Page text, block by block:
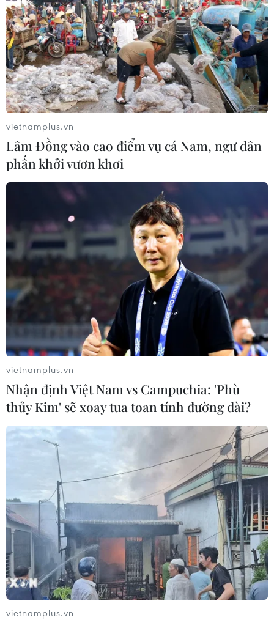
vietnamplus.vn
Lâm Đồng vào cao điểm vụ cá Nam, ngư dân
phấn khởi vươn khơi
vietnamplus.vn
Nhận định Việt Nam vs Campuchia: 'Phù
thủy Kim' sẽ xoay tua toan tính đường dài?
vietnamplus.vn